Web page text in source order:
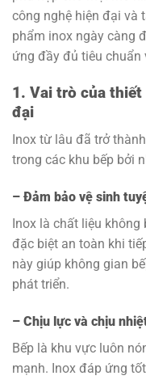
công nghệ hiện đại và
phẩm inox ngày càng
ứng đầy đủ tiêu chuẩn
1. Vai trò của
đại
Inox từ lâu đã trở
trong các khu bếp bởi
– Đảm bảo vệ sinh
Inox là chất liệu
đặc biệt an toàn khi
này giúp không gian
phát triển.
– Chịu lực và chịu
Bếp là khu vực luôn
mạnh. Inox đáp ứng